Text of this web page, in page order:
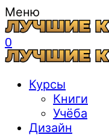
Меню
0
Курсы
Книги
Учёба
Дизайн